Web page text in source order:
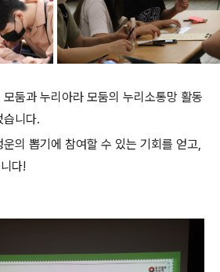
둠과 누리아라 모둠의 누리소통망 활동
습니다.
의 뽑기에 참여할 수 있는 기회를 얻고,
다!